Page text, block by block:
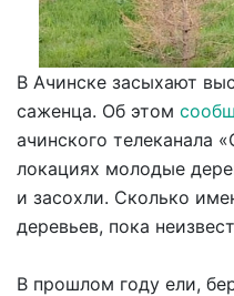
В Ачинске засыхают
саженца. Об этом
ачинского телеканала
локациях молодые
и засохли. Сколько
деревьев, пока
В прошлом году ели,